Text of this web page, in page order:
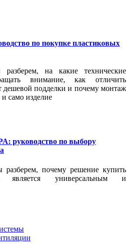
по покупке пластиковых
на какие технические
внимание, как отличить
дешевой подделки и почему монтаж
само изделие
руководство по выбору
почему решение купить
универсальным и